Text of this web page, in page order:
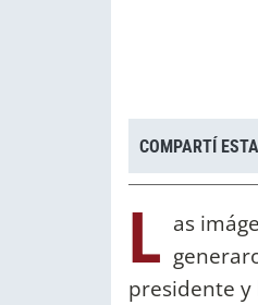
COMPARTÍ
L as
presidente